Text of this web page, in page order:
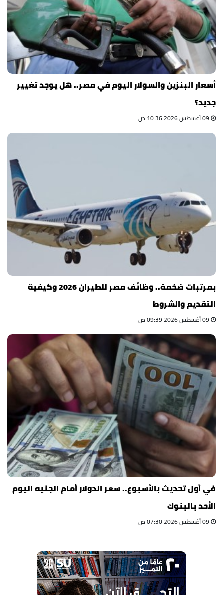
أسعار البنزين والسولار اليوم في مصر.. هل يوجد تغيير
جديد؟
بمرتبات ضخمة.. وظائف مصر للطيران 2026 وكيفية
التقديم والشروط
في أول تحديث بالأسبوع.. سعر الدولار أمام الجنيه اليوم
الأحد بالبنوك